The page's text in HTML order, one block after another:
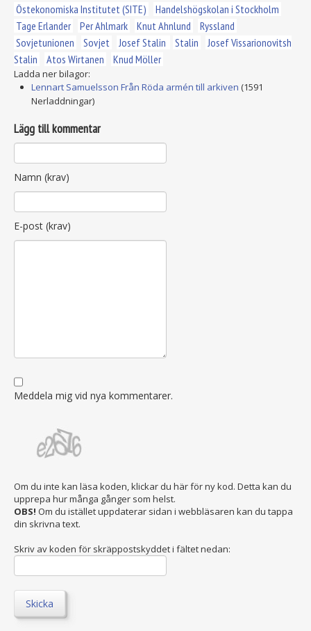
Östekonomiska Institutet (SITE)
Handelshögskolan i Stockholm
Tage Erlander
Per Ahlmark Knut Ahnlund
Ryssland
Sovjetunionen
Sovjet Josef Stalin Stalin
Josef Vissarionovitsh
Stalin
Atos Wirtanen Knud Möller
Ladda ner bilagor:
Lennart Samuelsson Från Röda armén till arkiven (1591
Nerladdningar)
Lägg till kommentar
Namn (krav)
E-post (krav)
Meddela mig vid nya kommentarer.
Om du inte kan läsa koden, klickar du här för ny kod. Detta kan du
upprepa hur många gånger som helst.
OBS! Om du istället uppdaterar sidan i webbläsaren kan du tappa
din skrivna text.
Skriv av koden för skräppostskyddet i fältet nedan:
Skicka